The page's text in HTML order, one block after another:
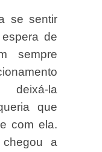
se sentir
de
sempre
la
que
com ela.
a